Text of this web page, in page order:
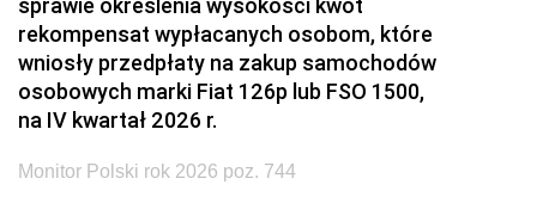
rekompensat wypłacanych osobom, które
wniosły przedpłaty na zakup samochodów
osobowych marki Fiat 126p lub FSO 1500,
na IV kwartał 2026 r.
Monitor Polski rok 2026 poz. 744